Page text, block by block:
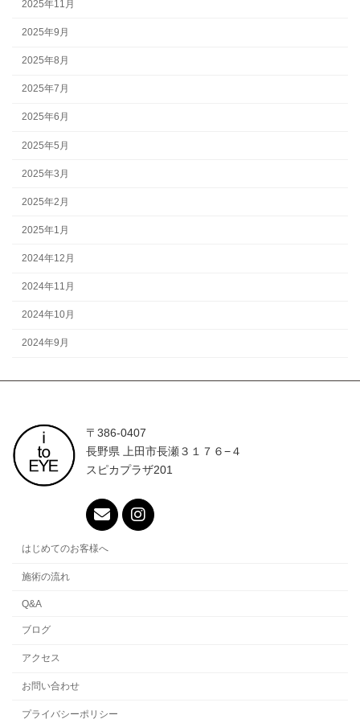
2025年11月
2025年9月
2025年8月
2025年7月
2025年6月
2025年5月
2025年3月
2025年2月
2025年1月
2024年12月
2024年11月
2024年10月
2024年9月
〒386-0407
長野県 上田市長瀬３１７６−４
スピカプラザ201
はじめてのお客様へ
施術の流れ
Q&A
ブログ
アクセス
お問い合わせ
プライバシーポリシー